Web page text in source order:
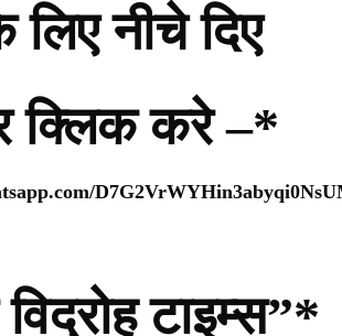
नीचे दिए
क्लिक करे –*
टाइम्स”*